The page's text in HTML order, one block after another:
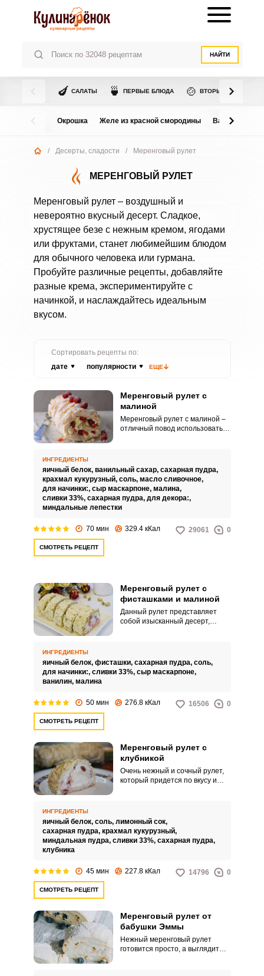
НАЙТИ
🍆 САЛАТЫ 🍵 ПЕРВЫЕ БЛЮДА 🍲 ВТОРЫЕ БЛЮДА
Окрошка Желе из красной смородины Варенье из
/ Десерты, сладости / Меренговый рулет
МЕРЕНГОВЫЙ РУЛЕТ
Меренговый рулет – воздушный и
невероятно вкусный десерт. Сладкое,
хрустящее безе с нежным кремом, ягодами
или фруктами, станет любимейшим блюдом
для обычного человека или гурмана.
Пробуйте различные рецепты, добавляйте
разные крема, экспериментируйте с
начинкой, и наслаждайтесь идеальным
вкусом.
Сортировать рецепты по:
дате
популярности ЕЩЕ
Меренговый рулет с
малиной
Меренговый рулет с малиной –
отличный повод использовать
невесомый и одновременно
нежный десерт, вкус которого
идеально дополняется свежей
малиной.
ИНГРЕДИЕНТЫ
яичный белок, ванильный сахар, сахарная пудра,
крахмал кукурузный, соль, масло сливочное,
для начинки:, сыр маскарпоне, малина,
сливки 33%, сахарная пудра, для декора:,
миндальные лепестки
70 мин 329.4 кКал 29061 0
СМОТРЕТЬ РЕЦЕПТ
Меренговый рулет с
фисташками и малиной
Данный рулет представляет
собой изысканный десерт,
этому рецепту получается в
меру сладким и воздушным.
ИНГРЕДИЕНТЫ
яичный белок, фисташки, сахарная пудра, соль,
для начинки:, сливки 33%, сыр маскарпоне,
ванилин, малина
50 мин 276.8 кКал 16506 0
СМОТРЕТЬ РЕЦЕПТ
Меренговый рулет с
клубникой
Очень нежный и сочный рулет,
который придется по вкусу и
прекрасно подойдет, чтобы и
полакомиться, и не перегрузить
трапезу.
ИНГРЕДИЕНТЫ
яичный белок, соль, лимонный сок,
сахарная пудра, крахмал кукурузный,
миндальная пудра, сливки 33%, сахарная пудра,
клубника
45 мин 227.8 кКал 14796 0
СМОТРЕТЬ РЕЦЕПТ
Меренговый рулет от
бабушки Эммы
Нежный меренговый рулет
готовится просто, а выглядит